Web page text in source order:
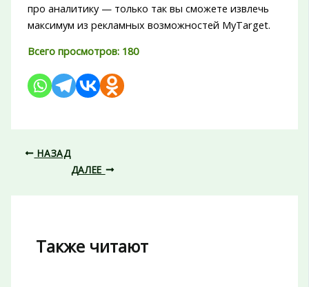
про аналитику — только так вы сможете извлечь
максимум из рекламных возможностей MyTarget.
Всего просмотров: 180
НАЗАД
ДАЛЕЕ
Также читают